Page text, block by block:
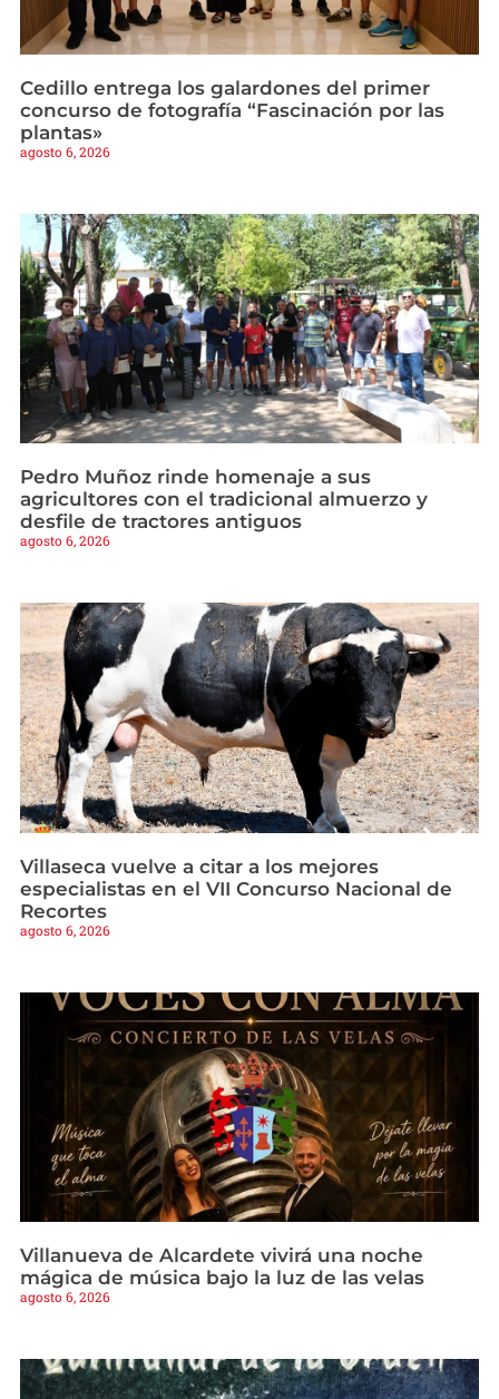
Cedillo entrega los galardones del primer
concurso de fotografía “Fascinación por las
plantas»
agosto 6, 2026
Pedro Muñoz rinde homenaje a sus
agricultores con el tradicional almuerzo y
desfile de tractores antiguos
agosto 6, 2026
Villaseca vuelve a citar a los mejores
especialistas en el VII Concurso Nacional de
Recortes
agosto 6, 2026
Villanueva de Alcardete vivirá una noche
mágica de música bajo la luz de las velas
agosto 6, 2026